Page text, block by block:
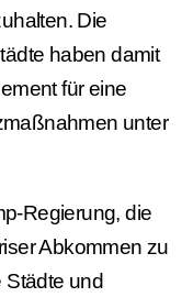
Die
haben damit
für eine
unter
Regierung, die
Abkommen zu
und